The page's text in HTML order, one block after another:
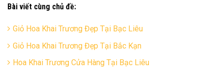
Bài viết cùng chủ đề:
Giỏ Hoa Khai Trương Đẹp Tại Bạc Liêu
Giỏ Hoa Khai Trương Đẹp Tại Bắc Kạn
Hoa Khai Trương Cửa Hàng Tại Bạc Liêu